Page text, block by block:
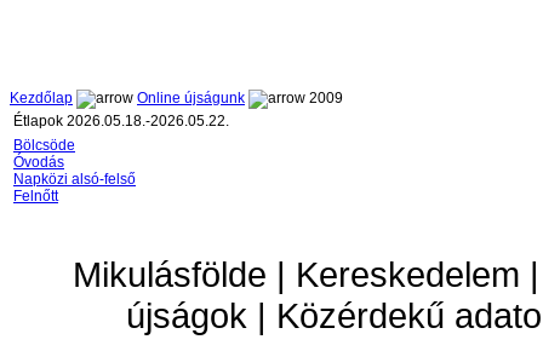
Kezdőlap Online újságunk
2009
Étlapok 2026.05.18.-2026.05.22.
Bölcsöde
Óvodás
Napközi alsó-felső
Felnőtt
Mikulásfölde | Kereskedelem
újságok | Közérdekű